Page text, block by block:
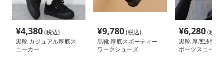
¥4,380(税込)
黒靴 カジュアル厚底ス
ニーカー
¥9,780(税込)
黒靴 厚底スポーティー
ワークシューズ
¥6,280(税
黒靴 厚底波型
ポーツスニー